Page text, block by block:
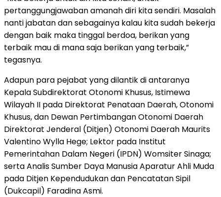
pertanggungjawaban amanah diri kita sendiri. Masalah
nanti jabatan dan sebagainya kalau kita sudah bekerja
dengan baik maka tinggal berdoa, berikan yang
terbaik mau di mana saja berikan yang terbaik,”
tegasnya.
Adapun para pejabat yang dilantik di antaranya
Kepala Subdirektorat Otonomi Khusus, Istimewa
Wilayah II pada Direktorat Penataan Daerah, Otonomi
Khusus, dan Dewan Pertimbangan Otonomi Daerah
Direktorat Jenderal (Ditjen) Otonomi Daerah Maurits
Valentino Wylla Hege; Lektor pada Institut
Pemerintahan Dalam Negeri (IPDN) Womsiter Sinaga;
serta Analis Sumber Daya Manusia Aparatur Ahli Muda
pada Ditjen Kependudukan dan Pencatatan Sipil
(Dukcapil) Faradina Asmi.